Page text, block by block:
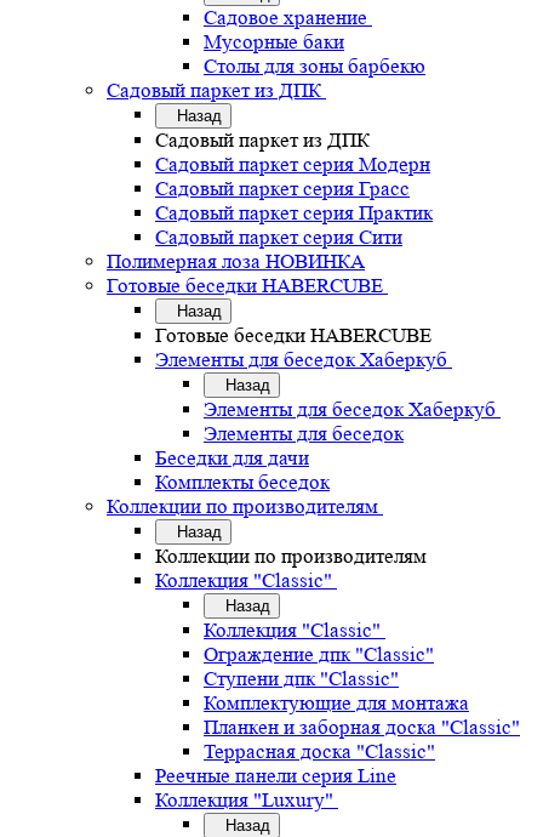
Садовое хранение
Мусорные баки
Столы для зоны барбекю
Садовый паркет из ДПК
Назад
Садовый паркет из ДПК
Садовый паркет серия Mодерн
Садовый паркет серия Грасс
Садовый паркет серия Практик
Садовый паркет серия Сити
Полимерная лоза НОВИНКА
Готовые беседки HABERCUBE
Назад
Готовые беседки HABERCUBE
Элементы для беседок Хаберкуб
Назад
Элементы для беседок Хаберкуб
Элементы для беседок
Беседки для дачи
Комплекты беседок
Коллекции по производителям
Назад
Коллекции по производителям
Коллекция "Classic"
Назад
Коллекция "Classic"
Ограждение дпк "Classic"
Ступени дпк "Classic"
Комплектующие для монтажа
Планкен и заборная доска "Classic"
Террасная доска "Classic"
Реечные панели серия Line
Коллекция "Luxury"
Назад